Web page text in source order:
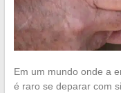
Em um mundo onde a
é raro se deparar com